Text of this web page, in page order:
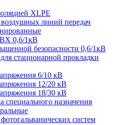
XLPE
линий передач
0,6/1кВ
безопасности 0,6/1кВ
стационарной прокладки
6/10 кВ
12/20 кВ
18/30 кВ
специального назначения
систем